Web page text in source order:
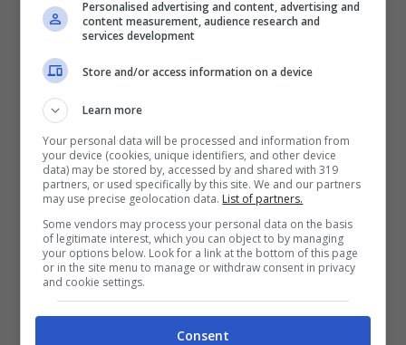
micro, il look per
l’Eurovision Song Contest
di Cristina Marino
Personalised advertising and content, advertising and
content measurement, audience research and
services development
Store and/or access information on a device
Learn more
Your personal data will be processed and information from
your device (cookies, unique identifiers, and other device
data) may be stored by, accessed by and shared with 319
partners, or used specifically by this site. We and our partners
may use precise geolocation data. List of partners.
Some vendors may process your personal data on the basis
of legitimate interest, which you can object to by managing
your options below. Look for a link at the bottom of this page
or in the site menu to manage or withdraw consent in privacy
and cookie settings.
Consent